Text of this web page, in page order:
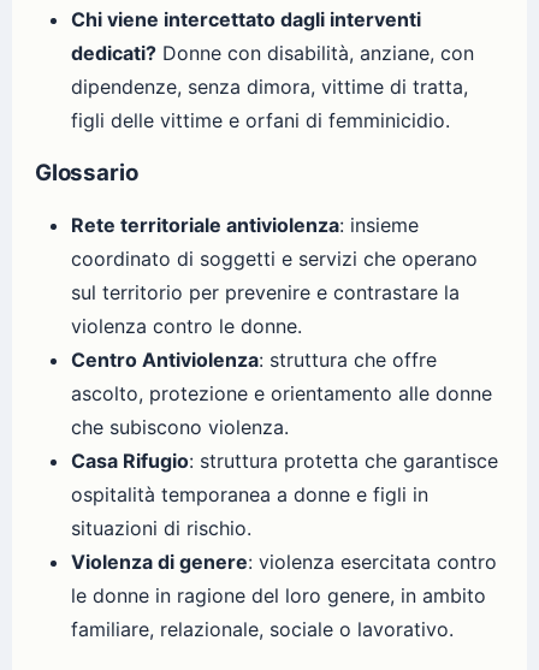
Chi viene intercettato dagli interventi
dedicati? Donne con disabilità, anziane, con
dipendenze, senza dimora, vittime di tratta,
figli delle vittime e orfani di femminicidio.
Glossario
Rete territoriale antiviolenza: insieme
coordinato di soggetti e servizi che operano
sul territorio per prevenire e contrastare la
violenza contro le donne.
Centro Antiviolenza: struttura che offre
ascolto, protezione e orientamento alle donne
che subiscono violenza.
Casa Rifugio: struttura protetta che garantisce
ospitalità temporanea a donne e figli in
situazioni di rischio.
Violenza di genere: violenza esercitata contro
le donne in ragione del loro genere, in ambito
familiare, relazionale, sociale o lavorativo.